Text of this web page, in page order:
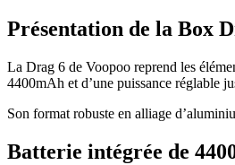
Présentation de la Box
La Drag 6 de Voopoo reprend les
4400mAh et d’une puissance réglable
Son format robuste en alliage
Batterie intégrée de